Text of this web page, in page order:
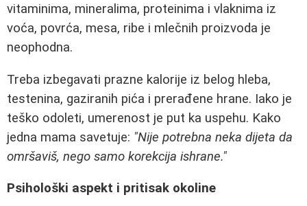
vitaminima, mineralima, proteinima i vlaknima iz
voća, povrća, mesa, ribe i mlečnih proizvoda je
neophodna.
Treba izbegavati prazne kalorije iz belog hleba,
testenina, gaziranih pića i prerađene hrane. Iako je
teško odoleti, umerenost je put ka uspehu. Kako
jedna mama savetuje: "Nije potrebna neka dijeta da
omršaviš, nego samo korekcija ishrane."
Psihološki aspekt i pritisak okoline